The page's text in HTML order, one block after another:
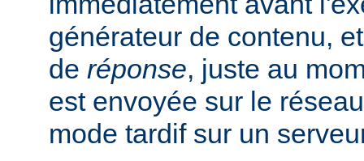
générateur de contenu,
de réponse, juste au
est envoyée sur le
mode tardif sur un